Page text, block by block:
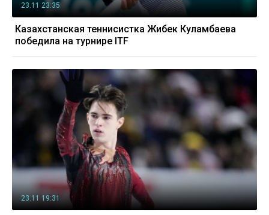
23.11 23:35
Казахстанская теннисистка Жибек Куламбаева
победила на турнире ITF
23.11 19:31